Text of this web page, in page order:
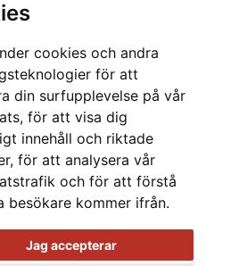
cookies och andra
för att
din surfupplevelse på vår
för att visa dig
innehåll och riktade
för att analysera vår
och för att förstå
besökare kommer ifrån.
Jag accepterar
för att några gånger per år få
Prenumerera